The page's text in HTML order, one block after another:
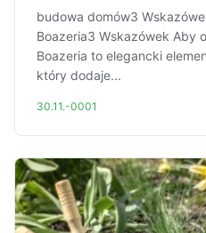
budowa domów3
Boazeria3 Wskazówek Aby
Boazeria to elegancki
który dodaje...
30.11.-0001